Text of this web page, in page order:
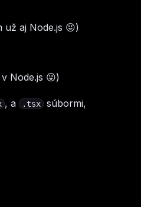
aj Node.js 😜)
Node.js 😜)
, a .tsx
súbormi,